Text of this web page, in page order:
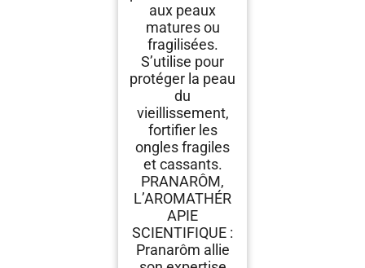
aux peaux
matures ou
fragilisées.
S’utilise pour
protéger la peau
du
vieillissement,
fortifier les
ongles fragiles
et cassants.
PRANARÔM,
L’AROMATHÉR
APIE
SCIENTIFIQUE :
Pranarôm allie